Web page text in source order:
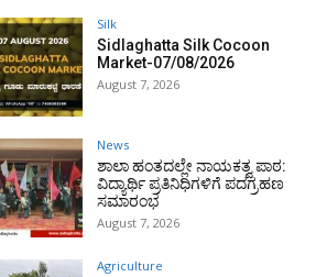
Silk
Sidlaghatta Silk Cocoon
Market-07/08/2026
August 7, 2026
News
ಶಾಲಾ ಹಂತದಲ್ಲೇ ನಾಯಕತ್ವ ಪಾಠ:
ವಿದ್ಯಾರ್ಥಿ ಪ್ರತಿನಿಧಿಗಳಿಗೆ ಪದಗ್ರಹಣ
ಸಮಾರಂಭ
August 7, 2026
Agriculture